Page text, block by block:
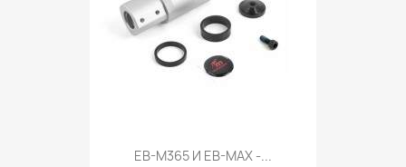
EB-M365 И EB-MAX -...